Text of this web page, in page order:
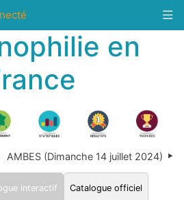
en
AMBES (Dimanche 14 juillet 2024)
interactif Catalogue officiel